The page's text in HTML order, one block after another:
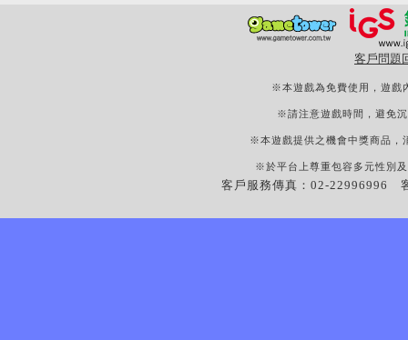
客戶問題
※本遊戲為免費使用，遊戲
※請注意遊戲時間，避免
※本遊戲提供之機會中獎商品，
※於平台上尊重包容多元性別
客戶服務傳真：02-22996996